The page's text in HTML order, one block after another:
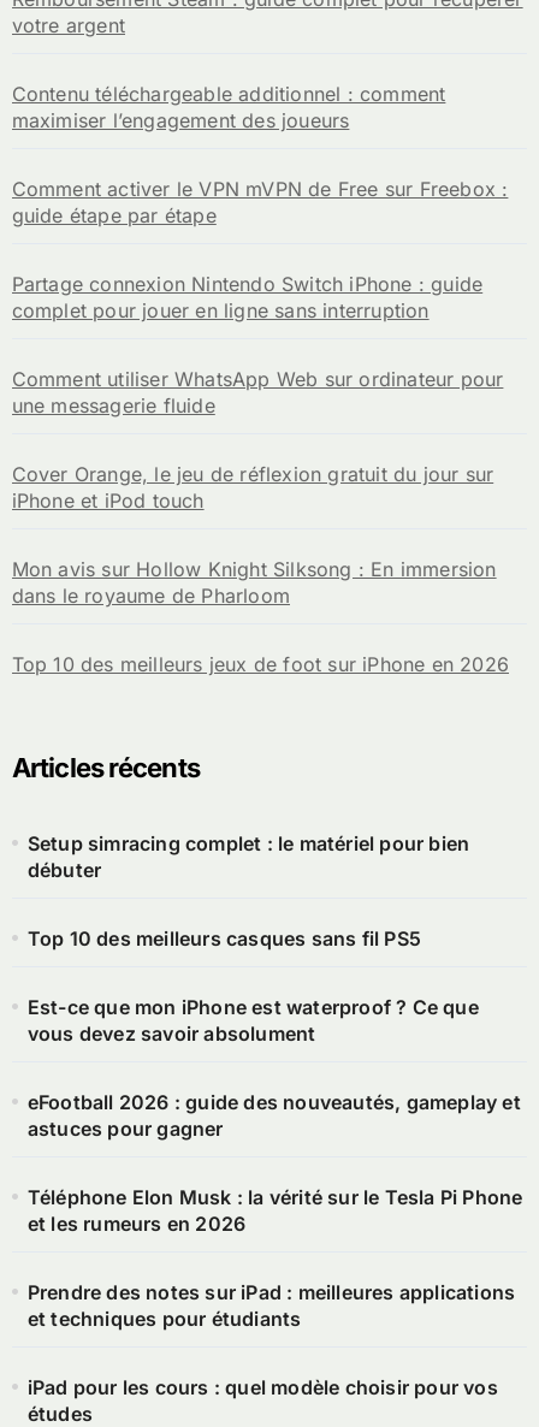
votre argent
Contenu téléchargeable additionnel : comment
maximiser l’engagement des joueurs
Comment activer le VPN mVPN de Free sur Freebox :
guide étape par étape
Partage connexion Nintendo Switch iPhone : guide
complet pour jouer en ligne sans interruption
Comment utiliser WhatsApp Web sur ordinateur pour
une messagerie fluide
Cover Orange, le jeu de réflexion gratuit du jour sur
iPhone et iPod touch
Mon avis sur Hollow Knight Silksong : En immersion
dans le royaume de Pharloom
Top 10 des meilleurs jeux de foot sur iPhone en 2026
Articles récents
Setup simracing complet : le matériel pour bien
débuter
Top 10 des meilleurs casques sans fil PS5
Est-ce que mon iPhone est waterproof ? Ce que
vous devez savoir absolument
eFootball 2026 : guide des nouveautés, gameplay et
astuces pour gagner
Téléphone Elon Musk : la vérité sur le Tesla Pi Phone
et les rumeurs en 2026
Prendre des notes sur iPad : meilleures applications
et techniques pour étudiants
iPad pour les cours : quel modèle choisir pour vos
études